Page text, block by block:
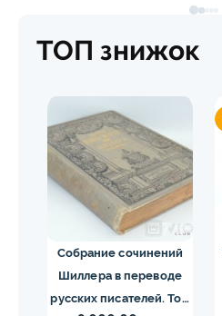
ТОП знижок
Собрание сочинений
Шиллера в переводе
русских писателей. Том